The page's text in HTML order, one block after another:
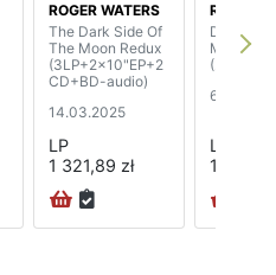
ROGER WATERS
The Dark Side Of
The Moon Redux
(3LP+2x10"EP+2
CD+BD-audio)
14.03.2025
LP
1 321,89 zł
ROGER
Dark
Moon
(2LP)
6.10.2023
LP
132,89